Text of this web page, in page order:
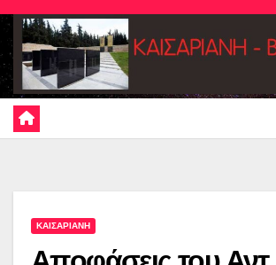
Skip
content
ΚΑΙΣΑΡΙΑΝΗ